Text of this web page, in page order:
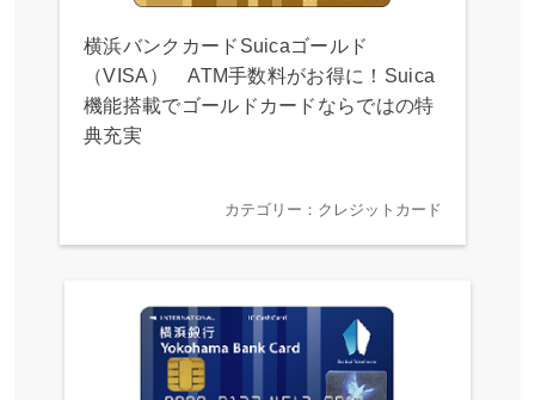
横浜バンクカードSuicaゴールド
（VISA） ATM手数料がお得に！Suica
機能搭載でゴールドカードならではの特
典充実
カテゴリー：クレジットカード